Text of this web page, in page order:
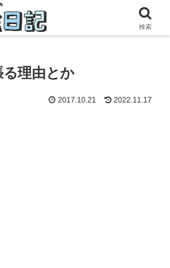
、フリーランス×パートの毎日
理由とか
2017.10.21 2022.11.17
検索